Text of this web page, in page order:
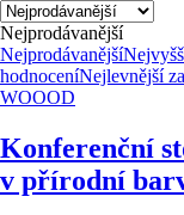
Nejprodávanější
Nejprodávanější
hodnoceníNejlevnější
WOOOD
Konferenční
v přírodní